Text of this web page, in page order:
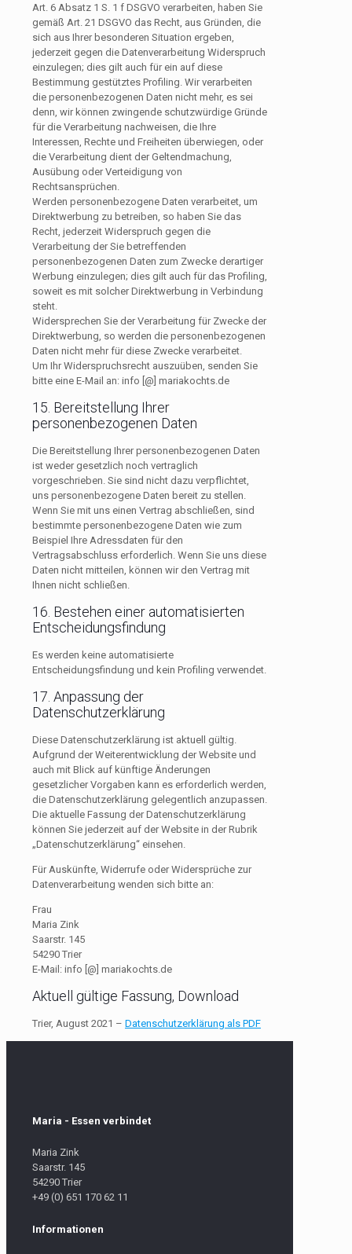
Art. 6 Absatz 1 S. 1 f DSGVO verarbeiten, haben Sie
gemäß Art. 21 DSGVO das Recht, aus Gründen, die
sich aus Ihrer besonderen Situation ergeben,
jederzeit gegen die Datenverarbeitung Widerspruch
einzulegen; dies gilt auch für ein auf diese
Bestimmung gestütztes Profiling. Wir verarbeiten
die personenbezogenen Daten nicht mehr, es sei
denn, wir können zwingende schutzwürdige Gründe
für die Verarbeitung nachweisen, die Ihre
Interessen, Rechte und Freiheiten überwiegen, oder
die Verarbeitung dient der Geltendmachung,
Ausübung oder Verteidigung von
Rechtsansprüchen.
Werden personenbezogene Daten verarbeitet, um
Direktwerbung zu betreiben, so haben Sie das
Recht, jederzeit Widerspruch gegen die
Verarbeitung der Sie betreffenden
personenbezogenen Daten zum Zwecke derartiger
Werbung einzulegen; dies gilt auch für das Profiling,
soweit es mit solcher Direktwerbung in Verbindung
steht.
Widersprechen Sie der Verarbeitung für Zwecke der
Direktwerbung, so werden die personenbezogenen
Daten nicht mehr für diese Zwecke verarbeitet.
Um Ihr Widerspruchsrecht auszuüben, senden Sie
bitte eine E-Mail an: info [@] mariakochts.de
15. Bereitstellung Ihrer
personenbezogenen Daten
Die Bereitstellung Ihrer personenbezogenen Daten
ist weder gesetzlich noch vertraglich
vorgeschrieben. Sie sind nicht dazu verpflichtet,
uns personenbezogene Daten bereit zu stellen.
Wenn Sie mit uns einen Vertrag abschließen, sind
bestimmte personenbezogene Daten wie zum
Beispiel Ihre Adressdaten für den
Vertragsabschluss erforderlich. Wenn Sie uns diese
Daten nicht mitteilen, können wir den Vertrag mit
Ihnen nicht schließen.
16. Bestehen einer automatisierten
Entscheidungsfindung
Es werden keine automatisierte
Entscheidungsfindung und kein Profiling verwendet.
17. Anpassung der
Datenschutzerklärung
Diese Datenschutzerklärung ist aktuell gültig.
Aufgrund der Weiterentwicklung der Website und
auch mit Blick auf künftige Änderungen
gesetzlicher Vorgaben kann es erforderlich werden,
die Datenschutzerklärung gelegentlich anzupassen.
Die aktuelle Fassung der Datenschutzerklärung
können Sie jederzeit auf der Website in der Rubrik
„Datenschutzerklärung“ einsehen.
Für Auskünfte, Widerrufe oder Widersprüche zur
Datenverarbeitung wenden sich bitte an:
Frau
Maria Zink
Saarstr. 145
54290 Trier
E-Mail: info [@] mariakochts.de
Aktuell gültige Fassung, Download
Trier, August 2021 – Datenschutzerklärung als PDF
Maria - Essen verbindet
Maria Zink
Saarstr. 145
54290 Trier
+49 (0) 651 170 62 11
Informationen